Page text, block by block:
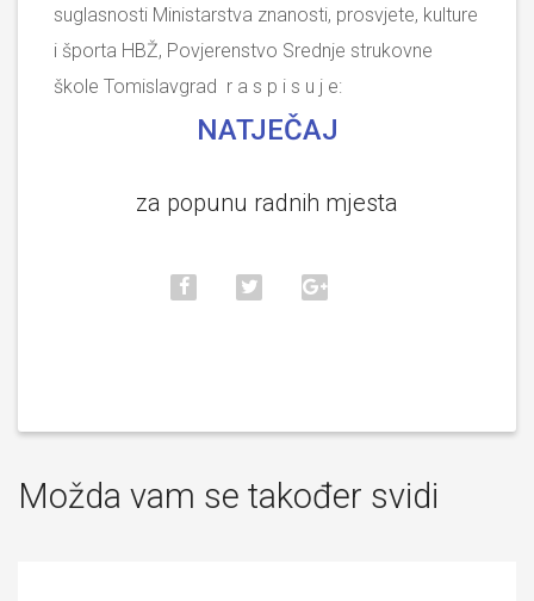
suglasnosti Ministarstva znanosti, prosvjete, kulture
i športa HBŽ, Povjerenstvo Srednje strukovne
škole Tomislavgrad r a s p i s u j e:
NATJEČAJ
za popunu radnih mjesta
Možda vam se također svidi